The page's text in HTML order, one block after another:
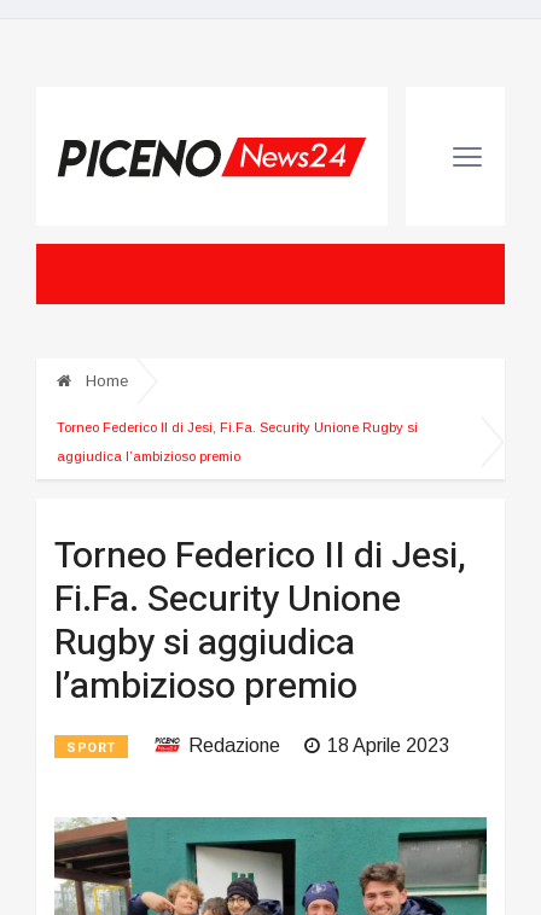
Home
Torneo Federico II di Jesi, Fi.Fa. Security Unione Rugby si
aggiudica l’ambizioso premio
Torneo Federico II di Jesi,
Fi.Fa. Security Unione
Rugby si aggiudica
l’ambizioso premio
SPORT Redazione 18 Aprile 2023